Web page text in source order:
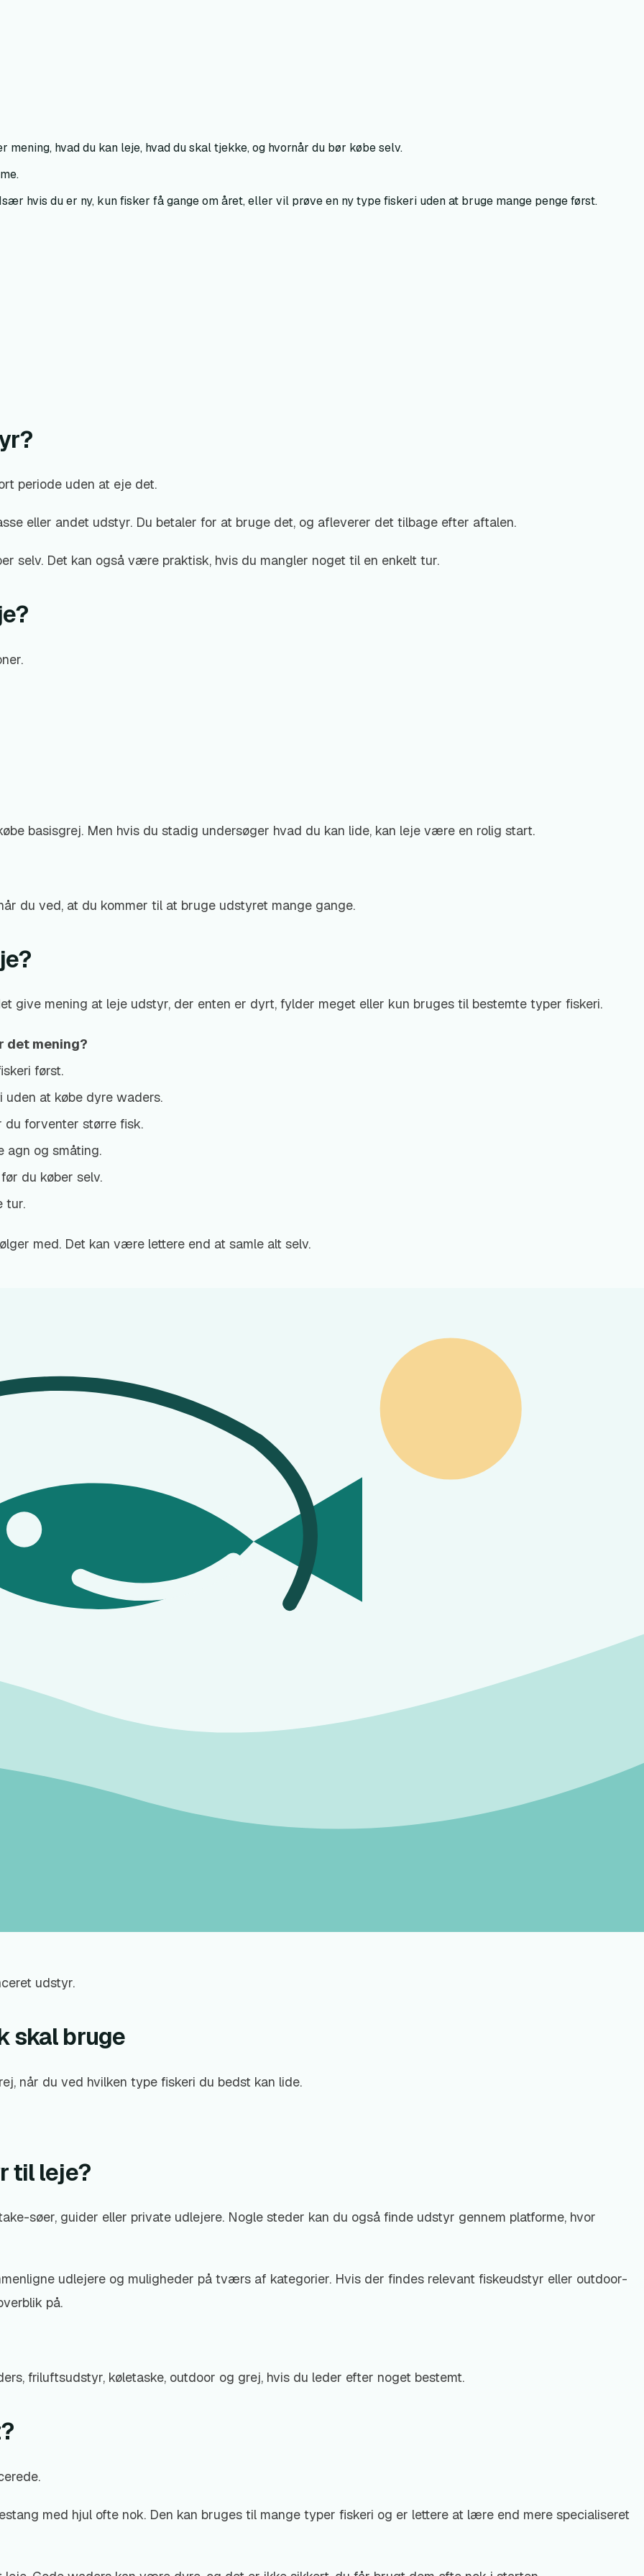
hvad du kan leje, hvad du skal tjekke, og hvornår du bør købe selv.
hvis du er ny, kun fisker få gange om året, eller vil prøve en ny type fiskeri uden at bruge mange penge først.
periode uden at eje det.
eller andet udstyr. Du betaler for at bruge det, og afleverer det tilbage efter aftalen.
selv. Det kan også være praktisk, hvis du mangler noget til en enkelt tur.
basisgrej. Men hvis du stadig undersøger hvad du kan lide, kan leje være en rolig start.
du ved, at du kommer til at bruge udstyret mange gange.
give mening at leje udstyr, der enten er dyrt, fylder meget eller kun bruges til bestemte typer fiskeri.
det mening?
først.
uden at købe dyre waders.
du forventer større fisk.
agn og småting.
du køber selv.
tur.
med. Det kan være lettere end at samle alt selv.
Hvis du fisker ofte, bliver køb normalt billigere over tid.
udstyr og undgå fejlkøb. Cons:Du ejer ikke udstyret, udvalget kan være begrænset, og du skal passe
linen slidt? Er waders tætte? Er der rust på kroge, hægter eller smådele?
udstyr.
skal bruge
når du ved hvilken type fiskeri du bedst kan lide.
til leje?
søer, guider eller private udlejere. Nogle steder kan du også finde udstyr gennem platforme, hvor
udlejere og muligheder på tværs af kategorier. Hvis der findes relevant fiskeudstyr eller outdoor-
på.
friluftsudstyr, køletaske, outdoor og grej, hvis du leder efter noget bestemt.
med hjul ofte nok. Den kan bruges til mange typer fiskeri og er lettere at lære end mere specialiseret